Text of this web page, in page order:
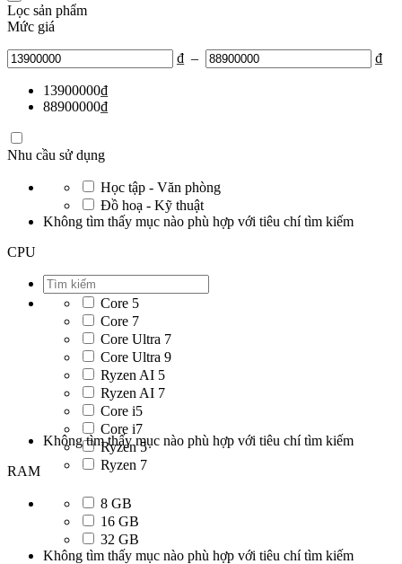
Lọc sản phẩm
Mức giá
₫ – ₫
13900000₫
88900000₫
Nhu cầu sử dụng
Học tập - Văn phòng
Đồ hoạ - Kỹ thuật
Không tìm thấy mục nào phù hợp với tiêu chí tìm kiếm
CPU
Core 5
Core 7
Core Ultra 7
Core Ultra 9
Ryzen AI 5
Ryzen AI 7
Core i5
Core i7
Ryzen 5
Ryzen 7
Không tìm thấy mục nào phù hợp với tiêu chí tìm kiếm
RAM
8 GB
16 GB
32 GB
Không tìm thấy mục nào phù hợp với tiêu chí tìm kiếm